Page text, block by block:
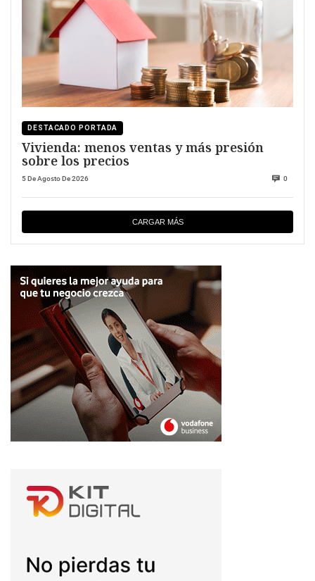
DESTACADO PORTADA
Vivienda: menos ventas y más presión
sobre los precios
5 De Agosto De 2026 0
CARGAR MÁS